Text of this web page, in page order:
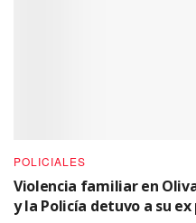
POLICIALES
Violencia familiar en
y la Policía detuvo a su